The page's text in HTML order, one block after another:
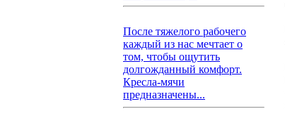
После тяжелого рабочего
каждый из нас мечтает о
том, чтобы ощутить
долгожданный комфорт.
Кресла-мячи
предназначены...